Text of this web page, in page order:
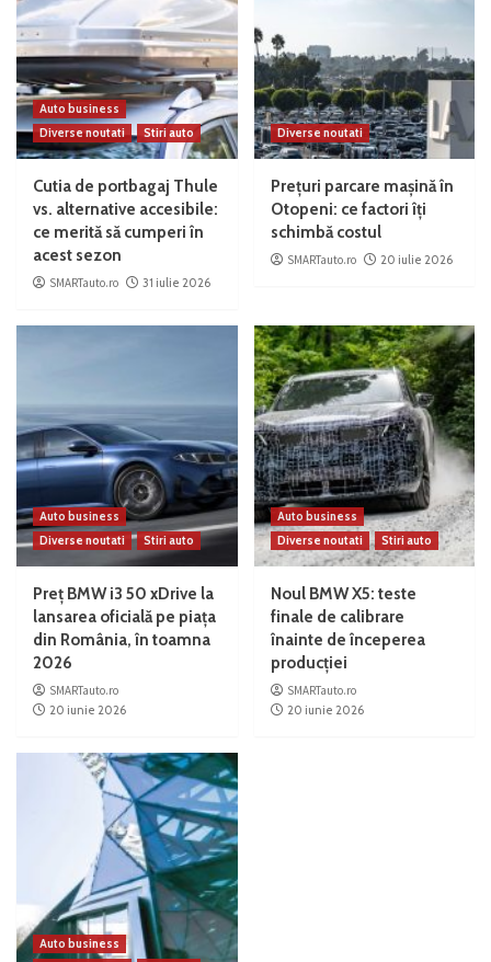
Auto business
Diverse noutati
Stiri auto
Cutia de portbagaj Thule
vs. alternative accesibile:
ce merită să cumperi în
acest sezon
SMARTauto.ro 31 iulie 2026
Diverse noutati
Prețuri parcare mașină în
Otopeni: ce factori îți
schimbă costul
SMARTauto.ro 20 iulie 2026
Auto business
Diverse noutati
Stiri auto
Preț BMW i3 50 xDrive la
lansarea oficială pe piața
din România, în toamna
2026
SMARTauto.ro
20 iunie 2026
Auto business
Diverse noutati
Stiri auto
Noul BMW X5: teste
finale de calibrare
înainte de începerea
producției
SMARTauto.ro
20 iunie 2026
Auto business